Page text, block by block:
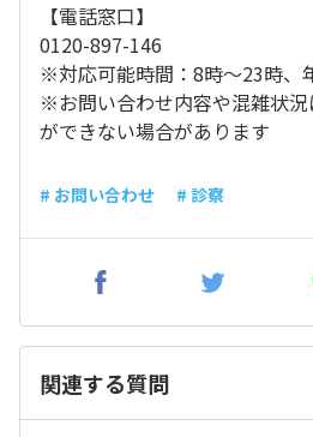
【電話窓口】
0120-897-146
※対応可能時間：8時〜23時、
※お問い合わせ内容や混雑状
ができない場合があります
# お問い合わせ # 診察
関連する質問